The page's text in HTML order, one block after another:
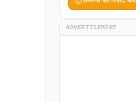
ADVERTISEMENT